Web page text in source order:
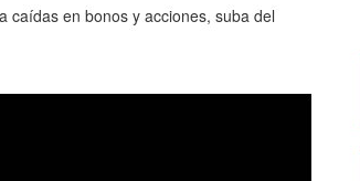
caídas en bonos y acciones, suba del